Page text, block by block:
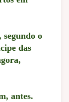
segundo o
das
antes.